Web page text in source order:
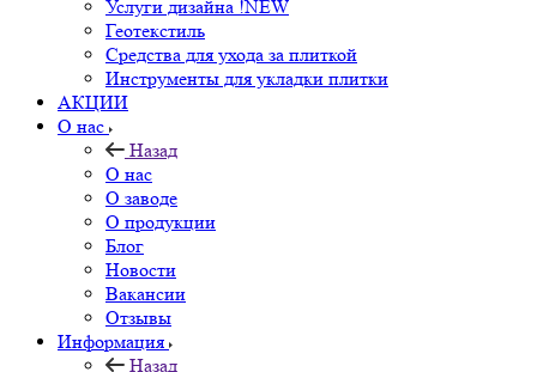
Услуги дизайна !NEW
Геотекстиль
Средства для ухода за плиткой
Инструменты для укладки плитки
АКЦИИ
О нас
Назад
О нас
О заводе
О продукции
Блог
Новости
Вакансии
Отзывы
Информация
Назад